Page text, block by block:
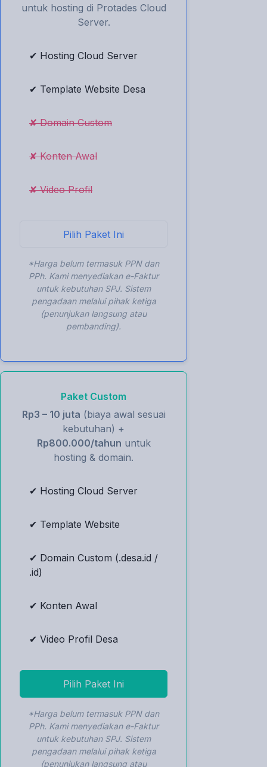
untuk hosting di Protades Cloud
Server.
✔ Hosting Cloud Server
✔ Template Website Desa
✘ Domain Custom
✘ Konten Awal
✘ Video Profil
Pilih Paket Ini
*Harga belum termasuk PPN dan
PPh. Kami menyediakan e-Faktur
untuk kebutuhan SPJ. Sistem
pengadaan melalui pihak ketiga
(penunjukan langsung atau
pembanding).
Paket Custom
Rp3 – 10 juta (biaya awal sesuai
kebutuhan) +
Rp800.000/tahun untuk
hosting & domain.
✔ Hosting Cloud Server
✔ Template Website
✔ Domain Custom (.desa.id /
.id)
✔ Konten Awal
✔ Video Profil Desa
Pilih Paket Ini
*Harga belum termasuk PPN dan
PPh. Kami menyediakan e-Faktur
untuk kebutuhan SPJ. Sistem
pengadaan melalui pihak ketiga
(penunjukan langsung atau